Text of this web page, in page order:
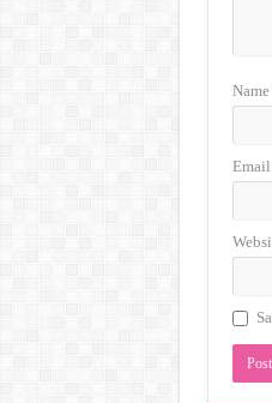
Name
Email